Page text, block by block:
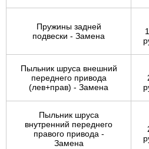
Пружины задней
подвески - Замена
Пыльник шруса внешний
переднего привода
(лев+прав) - Замена
Пыльник шруса
внутренний переднего
правого привода -
Замена